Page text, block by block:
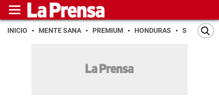
INICIO MENTE SANA PREMIUM HONDURAS SAN PEDRO